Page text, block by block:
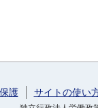
護 サイトの使い